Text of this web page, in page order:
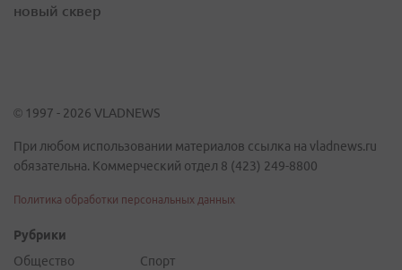
новый сквер
© 1997 - 2026 VLADNEWS
При любом использовании материалов ссылка на vladnews.ru
обязательна. Коммерческий отдел 8 (423) 249-8800
Политика обработки персональных данных
Рубрики
Общество
Спорт